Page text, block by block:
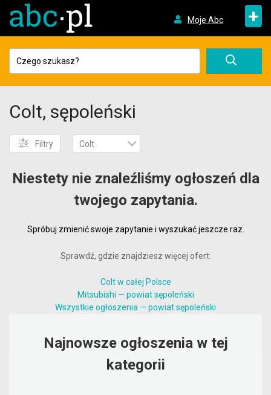
Moje Abc +
Colt, sępoleński
Filtry Colt
Niestety nie znaleźliśmy ogłoszeń dla
twojego zapytania.
Spróbuj zmienić swoje zapytanie i wyszukać jeszcze raz.
Sprawdź, gdzie znajdziesz więcej ofert:
Colt w całej Polsce
Mitsubishi — powiat sępoleński
Wszystkie ogłoszenia — powiat sępoleński
Najnowsze ogłoszenia w tej
kategorii